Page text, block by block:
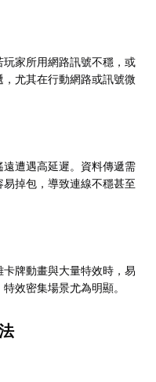
家所用網路訊號不穩，或
尤其在行動網路或訊號微
遭遇高延遲。資料傳遞需
掉包，導致連線不穩甚至
牌動畫與大量特效時，易
效密集場景尤為明顯。